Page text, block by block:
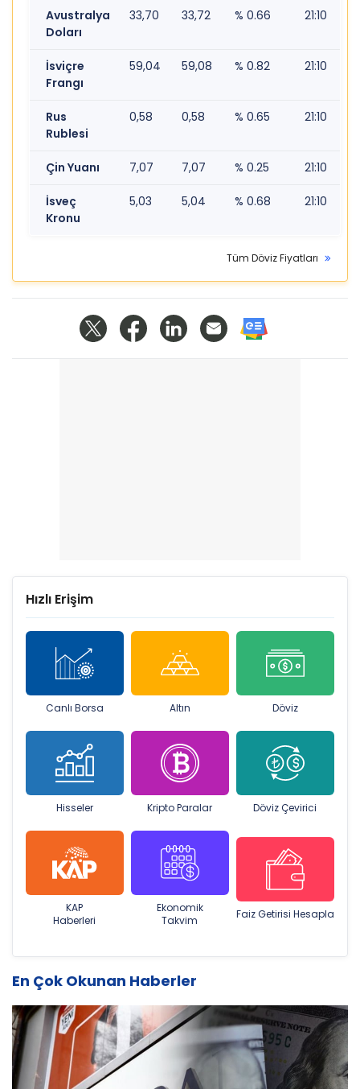
Avustralya
Doları
33,70 33,72 % 0.66 21:10
İsviçre
Frangı
59,04 59,08 % 0.82 21:10
Rus
Rublesi
0,58 0,58 % 0.65 21:10
Çin Yuanı 7,07 7,07 % 0.25 21:10
İsveç
Kronu
5,03 5,04 % 0.68 21:10
Tüm Döviz Fiyatları
Hızlı Erişim
Canlı Borsa Altın Döviz
Hisseler Kripto Paralar Döviz Çevirici
KAP
Haberleri
Ekonomik
Takvim
Faiz Getirisi Hesapla
En Çok Okunan Haberler